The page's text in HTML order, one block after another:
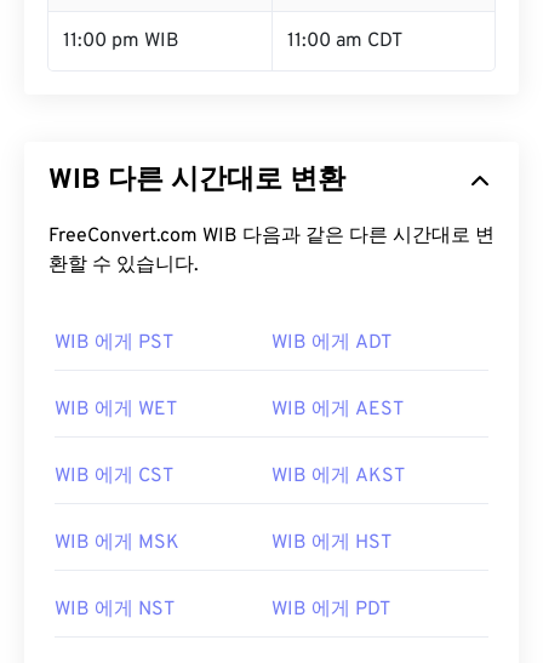
11:00 pm WIB 11:00 am CDT
WIB 다른 시간대로 변환
FreeConvert.com WIB 다음과 같은 다른 시간대로 변
환할 수 있습니다.
WIB 에게 PST WIB 에게 ADT
WIB 에게 WET WIB 에게 AEST
WIB 에게 CST WIB 에게 AKST
WIB 에게 MSK WIB 에게 HST
WIB 에게 NST WIB 에게 PDT